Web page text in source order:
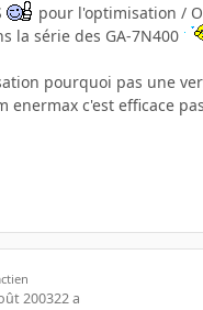
pour l'optimisation /
la série des GA-7N400
pourquoi pas une
enermax c'est efficace
200322 a